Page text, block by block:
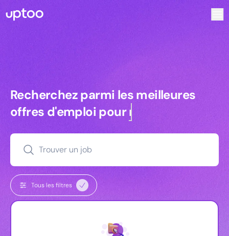
Recherchez parmi les meilleures
Recherchez parmi les meilleures
offres d'emploi pourmanagers
Trouver un job
Tous les filtres